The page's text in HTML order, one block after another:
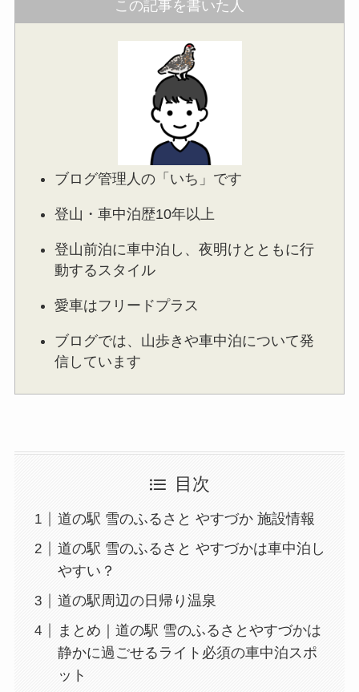
この記事を書いた人
ブログ管理人の「いち」です
登山・車中泊歴10年以上
登山前泊に車中泊し、夜明けとともに行
動するスタイル
愛車はフリードプラス
ブログでは、山歩きや車中泊について発
信しています
目次
道の駅 雪のふるさと やすづか 施設情報
道の駅 雪のふるさと やすづかは車中泊し
やすい？
道の駅周辺の日帰り温泉
まとめ｜道の駅 雪のふるさとやすづかは
静かに過ごせるライト必須の車中泊スポ
ット